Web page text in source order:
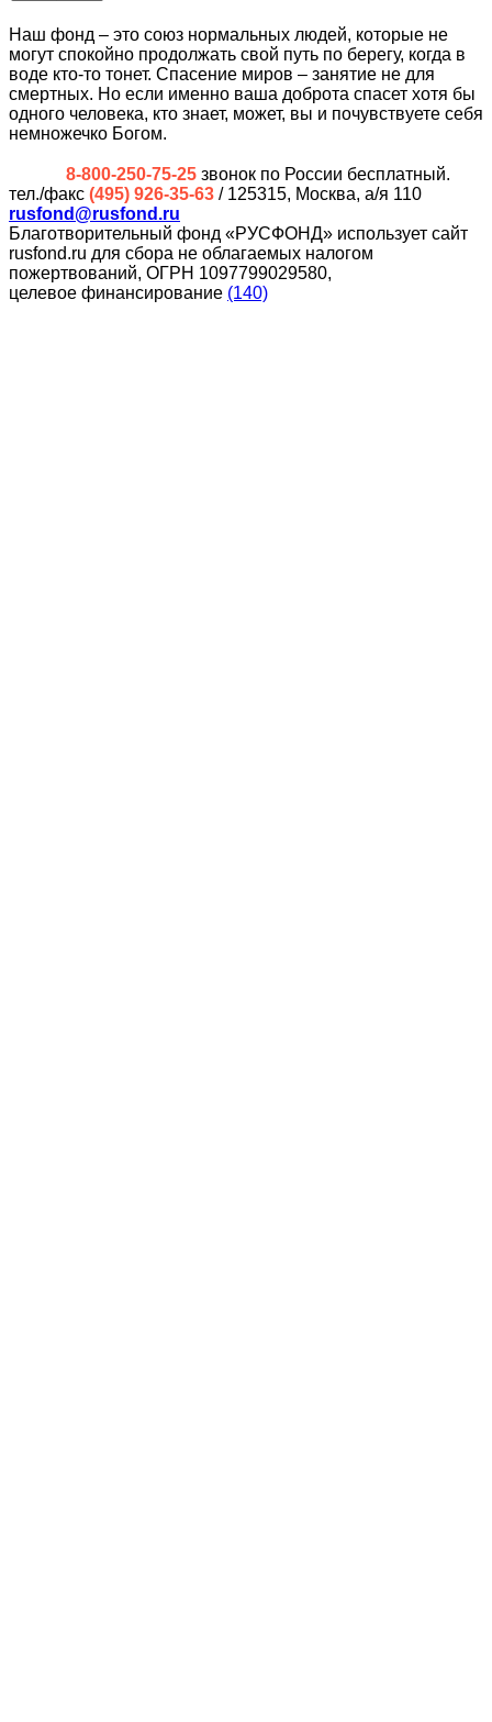
Наш фонд – это союз нормальных людей, которые не
могут спокойно продолжать свой путь по берегу, когда в
воде кто-то тонет. Спасение миров – занятие не для
смертных. Но если именно ваша доброта спасет хотя бы
одного человека, кто знает, может, вы и почувствуете себя
немножечко Богом.
8-800-250-75-25 звонок по России бесплатный.
тел./факс (495) 926-35-63 / 125315, Москва, а/я 110
rusfond@rusfond.ru
Благотворительный фонд «РУСФОНД» использует сайт
rusfond.ru для сбора не облагаемых налогом
пожертвований, ОГРН 1097799029580,
целевое финансирование (140)